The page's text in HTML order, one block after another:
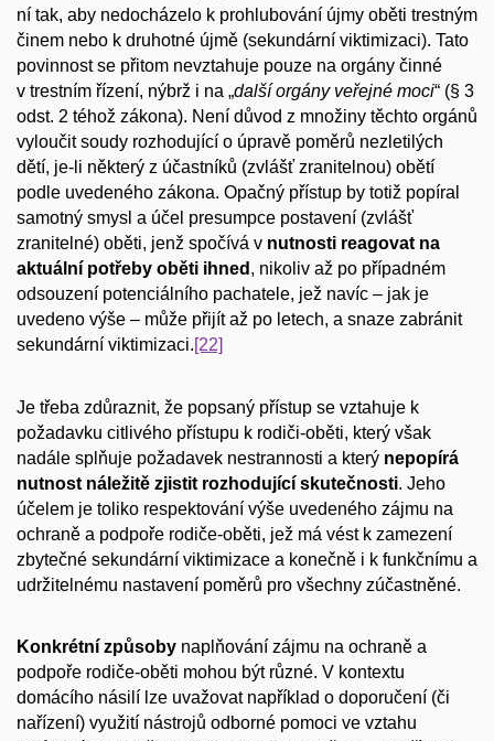
ní tak, aby nedocházelo k prohlubování újmy oběti trestným
činem nebo k druhotné újmě (sekundární viktimizaci). Tato
povinnost se přitom nevztahuje pouze na orgány činné
v trestním řízení, nýbrž i na „další orgány veřejné moci“ (§ 3
odst. 2 téhož zákona). Není důvod z množiny těchto orgánů
vyloučit soudy rozhodující o úpravě poměrů nezletilých
dětí, je-li některý z účastníků (zvlášť zranitelnou) obětí
podle uvedeného zákona. Opačný přístup by totiž popíral
samotný smysl a účel presumpce postavení (zvlášť
zranitelné) oběti, jenž spočívá v nutnosti reagovat na
aktuální potřeby oběti ihned , nikoliv až po případném
odsouzení potenciálního pachatele, jež navíc – jak je
uvedeno výše – může přijít až po letech, a snaze zabránit
sekundární viktimizaci.[22]
Je třeba zdůraznit, že popsaný přístup se vztahuje k
požadavku citlivého přístupu k rodiči-oběti, který však
nadále splňuje požadavek nestrannosti a který nepopírá
nutnost náležitě zjistit rozhodující skutečnosti. Jeho
účelem je toliko respektování výše uvedeného zájmu na
ochraně a podpoře rodiče-oběti, jež má vést k zamezení
zbytečné sekundární viktimizace a konečně i k funkčnímu a
udržitelnému nastavení poměrů pro všechny zúčastněné.
Konkrétní způsoby naplňování zájmu na ochraně a
podpoře rodiče-oběti mohou být různé. V kontextu
domácího násilí lze uvažovat například o doporučení (či
nařízení) využití nástrojů odborné pomoci ve vztahu